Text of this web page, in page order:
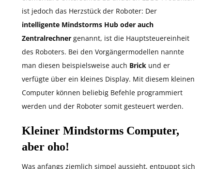
ist jedoch das Herzstück der Roboter: Der
intelligente Mindstorms Hub oder auch
Zentralrechner genannt, ist die Hauptsteuereinheit
des Roboters. Bei den Vorgängermodellen nannte
man diesen beispielsweise auch Brick und er
verfügte über ein kleines Display. Mit diesem kleinen
Computer können beliebig Befehle programmiert
werden und der Roboter somit gesteuert werden.
Kleiner Mindstorms Computer,
aber oho!
Was anfangs ziemlich simpel aussieht, entpuppt sich